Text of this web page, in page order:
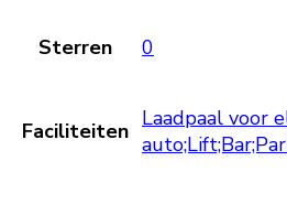
Sterren 0
Faciliteiten Laadpaal voor